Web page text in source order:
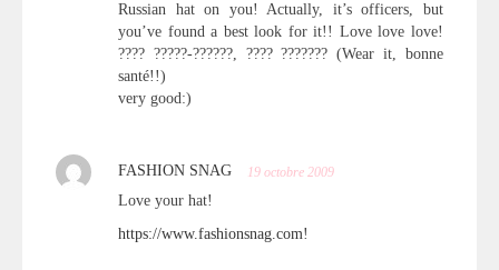
Russian hat on you! Actually, it’s officers, but
you’ve found a best look for it!! Love love love!
???? ?????-??????, ???? ??????? (Wear it, bonne
santé!!)
very good:)
FASHION SNAG 19 octobre 2009
Love your hat!
https://www.fashionsnag.com!